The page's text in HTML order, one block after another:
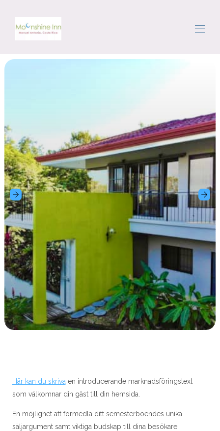
Recensioner
Kontakta oss
Här kan du skriva en introducerande marknadsföringstext
som välkomnar din gäst till din hemsida.
En möjlighet att förmedla ditt semesterboendes unika
säljargument samt viktiga budskap till dina besökare.